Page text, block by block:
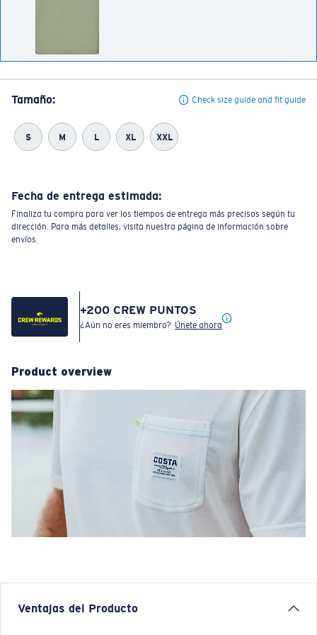
Tamaño: Check size guide and fit guide
S M L XL XXL
Fecha de entrega estimada:
Finaliza tu compra para ver los tiempos de entrega más precisos según tu
dirección. Para más detalles, visita nuestra página de información sobre
envíos.
+200 CREW PUNTOS
¿Aún no eres miembro? Únete ahora
Product overview
Ventajas del Producto